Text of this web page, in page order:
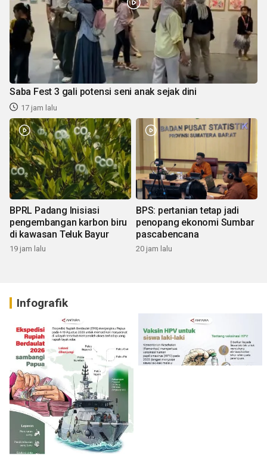
Saba Fest 3 gali potensi seni anak sejak dini
17 jam lalu
BPRL Padang Inisiasi
pengembangan karbon biru
di kawasan Teluk Bayur
19 jam lalu
BPS: pertanian tetap jadi
penopang ekonomi Sumbar
pascabencana
20 jam lalu
Infografik